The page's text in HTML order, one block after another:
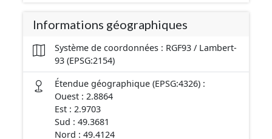
Informations géographiques
Système de coordonnées : RGF93 / Lambert-
93 (EPSG:2154)
Étendue géographique (EPSG:4326) :
Ouest : 2.8864
Est : 2.9703
Sud : 49.3681
Nord : 49.4124